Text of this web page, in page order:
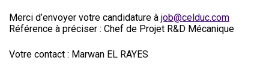
Merci d’envoyer votre candidature à job@celduc.com
Référence à préciser : Chef de Projet R&D Mécanique
Votre contact : Marwan EL RAYES